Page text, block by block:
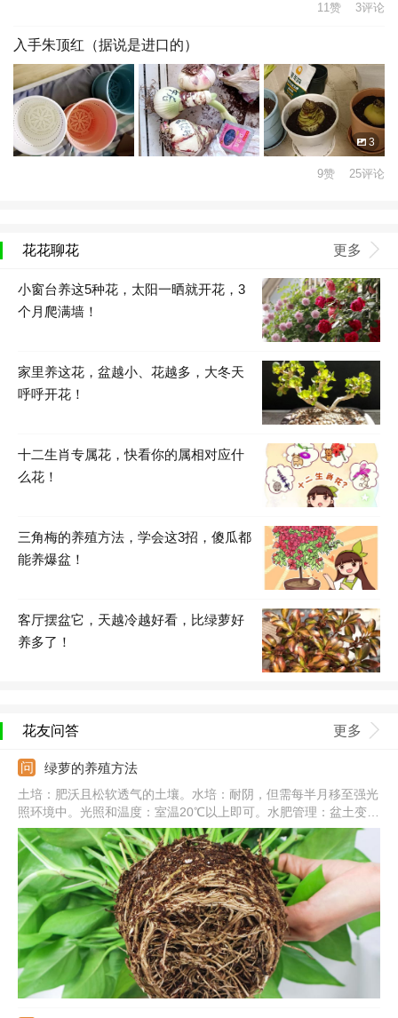
11赞 3评论
入手朱顶红（据说是进口的）
3
9赞 25评论
花花聊花 更多
小窗台养这5种花，太阳一晒就开花，3
个月爬满墙！
家里养这花，盆越小、花越多，大冬天
呼呼开花！
十二生肖专属花，快看你的属相对应什
么花！
三角梅的养殖方法，学会这3招，傻瓜都
能养爆盆！
客厅摆盆它，天越冷越好看，比绿萝好
养多了！
花友问答 更多
绿萝的养殖方法
土培：肥沃且松软透气的土壤。水培：耐阴，但需每半月移至强光
照环境中。光照和温度：室温20℃以上即可。水肥管理：盆土变干
需要及时浇水，一次浇透，秋冬减少浇水和施肥。常见病害：炭疽
病、根腐病、叶斑病。